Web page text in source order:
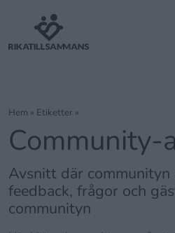
Hem » Etiketter »
Community-
Avsnitt där communityn
feedback, frågor och
communityn